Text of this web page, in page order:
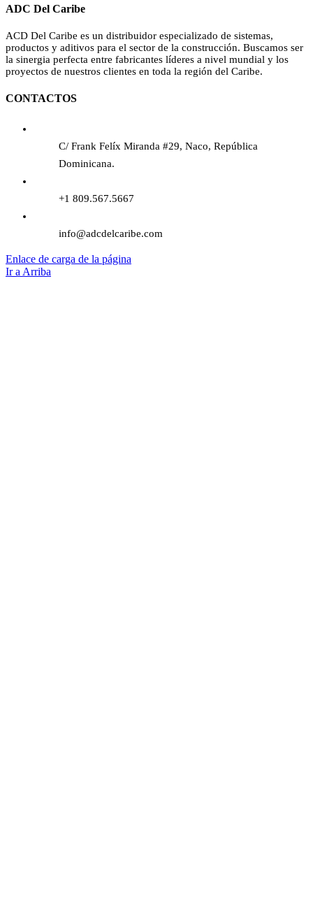
ADC Del Caribe
ACD Del Caribe es un distribuidor especializado de sistemas,
productos y aditivos para el sector de la construcción. Buscamos ser
la sinergia perfecta entre fabricantes líderes a nivel mundial y los
proyectos de nuestros clientes en toda la región del Caribe.
CONTACTOS
C/ Frank Felíx Miranda #29, Naco, República
Dominicana.
+1 809.567.5667
info@adcdelcaribe.com
Enlace de carga de la página
Ir a Arriba